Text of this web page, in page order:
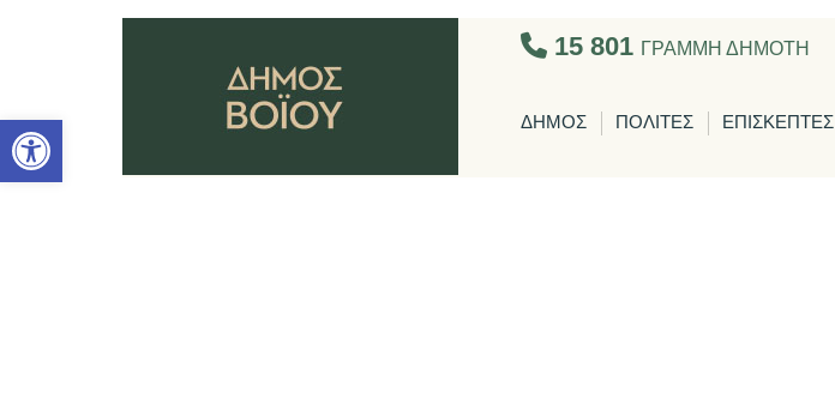
Ανοίξτε τη γραμμή εργαλείων
15 801 ΓΡΑΜΜΗ ΔΗΜΟΤΗ
ΔΗΜΟΣ ΠΟΛΙΤΕΣ ΕΠΙΣΚΕΠΤΕΣ